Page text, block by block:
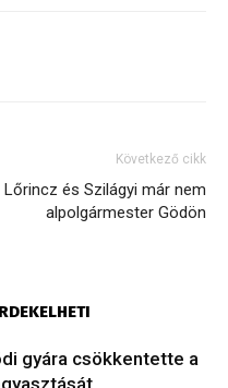
Következő cikk
Lőrincz és Szilágyi már nem
alpolgármester Gödön
gyára csökkentette a